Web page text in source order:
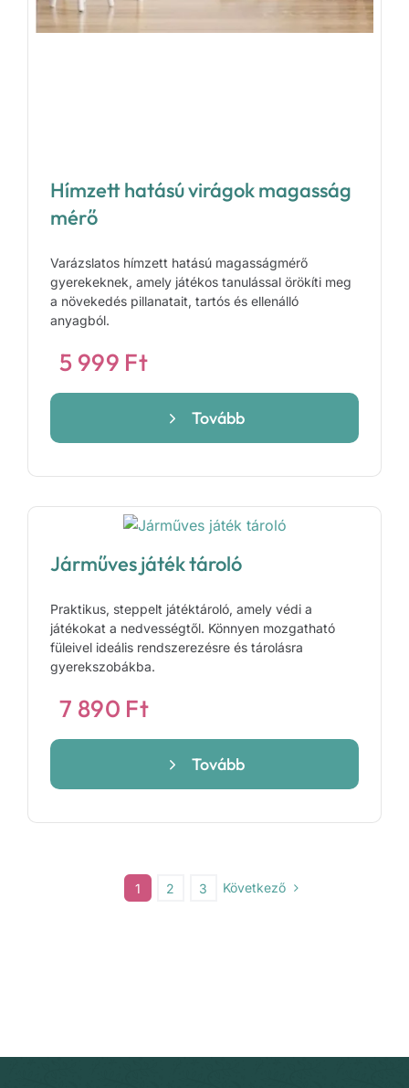
Hímzett hatású virágok magasság
mérő
Varázslatos hímzett hatású magasságmérő
gyerekeknek, amely játékos tanulással örökíti meg
a növekedés pillanatait, tartós és ellenálló
anyagból.
5 999 Ft
Tovább
Járműves játék tároló
Praktikus, steppelt játéktároló, amely védi a
játékokat a nedvességtől. Könnyen mozgatható
füleivel ideális rendszerezésre és tárolásra
gyerekszobákba.
7 890 Ft
Tovább
1 2 3 Következő